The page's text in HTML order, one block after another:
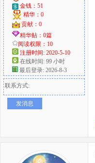
金钱：51
精华：0
贡献：0
精华贴：0篇
阅读权限：10
注册时间: 2020-5-10
在线时间: 99 小时
最后登录: 2026-8-3
联系方式:
发消息